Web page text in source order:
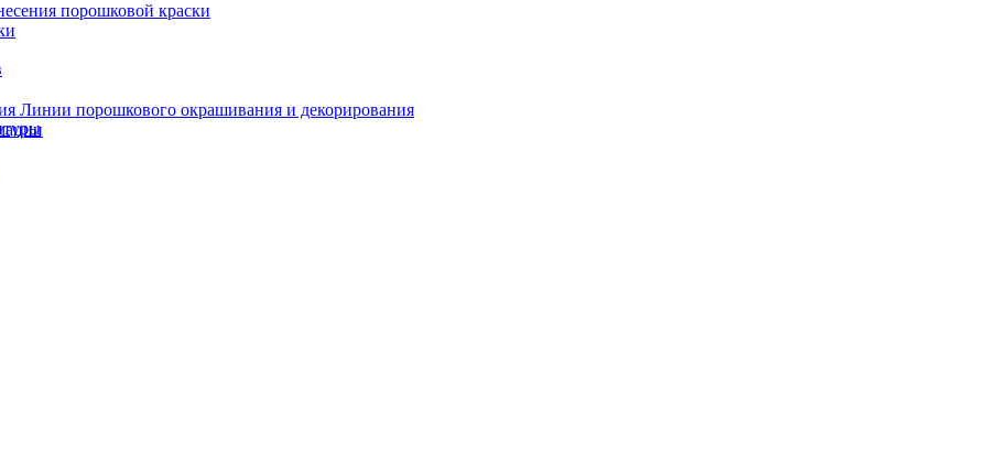
порошковой краски
Линии порошкового окрашивания и декорирования